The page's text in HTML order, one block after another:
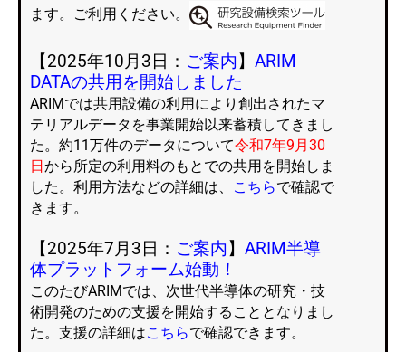
ます。ご利用ください。
【2025年10月3日： ご案内 】 ARIM
DATAの共用を開始しま した
ARIMでは共用設備の利用により創出されたマ
テリアルデータを事業開始以来蓄積してきまし
た。約11万件のデータについて令和7年9月30
日から所定の利用料のもとでの共用を開始しま
した。利用方法などの詳細は、
こちらで確認で
きます。
【2025年7月3日： ご案内 】 ARIM半導
体プラットフォーム始動！
このたびARIMでは、次世代半導体の研究・技
術開発のための支援を開始することとなりまし
た。 支援の詳細はこちらで確認できます。